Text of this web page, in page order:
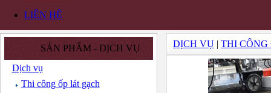
LIÊN HỆ
SẢN PHẨM - DỊCH VỤ
Dịch vụ
Thi công ốp lát gạch
DỊCH VỤ | THI